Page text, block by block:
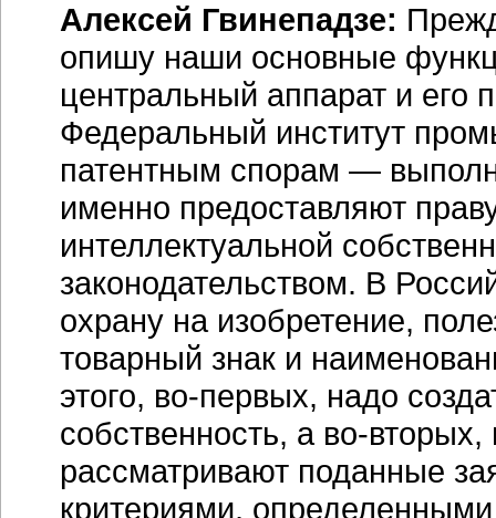
Алексей Гвинепадзе:
опишу наши основные
центральный аппарат и его
Федеральный институт
патентным спорам —
именно предоставляют
интеллектуальной
законодательством. В
охрану на изобретение,
товарный знак и
этого, во-первых, надо
собственность, а во-вторых,
рассматривают поданные
критериями,